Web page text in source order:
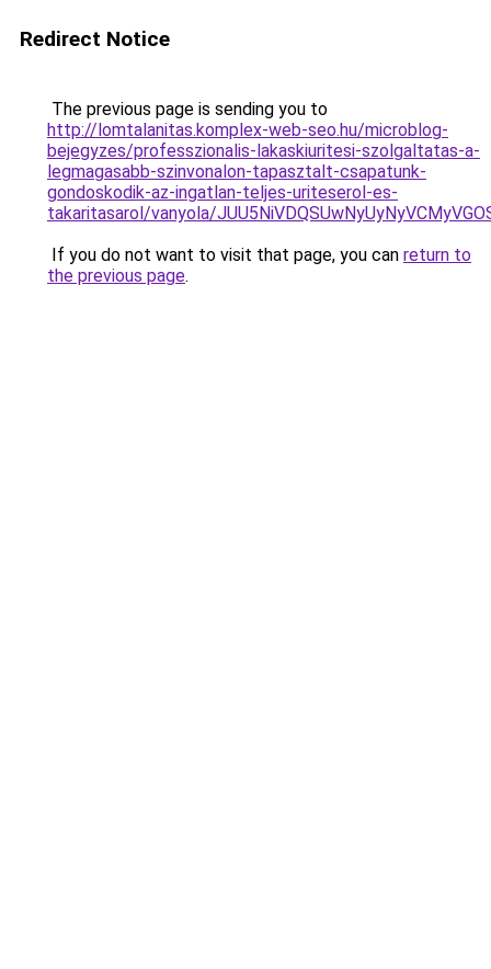
Redirect Notice
The previous page is sending you to
http://lomtalanitas.komplex-web-seo.hu/microblog-
bejegyzes/professzionalis-lakaskiuritesi-szolgaltatas-a-
legmagasabb-szinvonalon-tapasztalt-csapatunk-
gondoskodik-az-ingatlan-teljes-uriteserol-es-
takaritasarol/vanyola/
If you do not want to visit that page, you can return to
the previous page.